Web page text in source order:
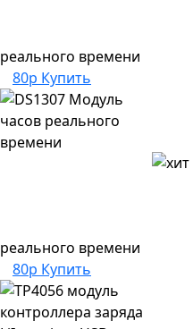
реального времени
80р Купить
реального времени
80р Купить